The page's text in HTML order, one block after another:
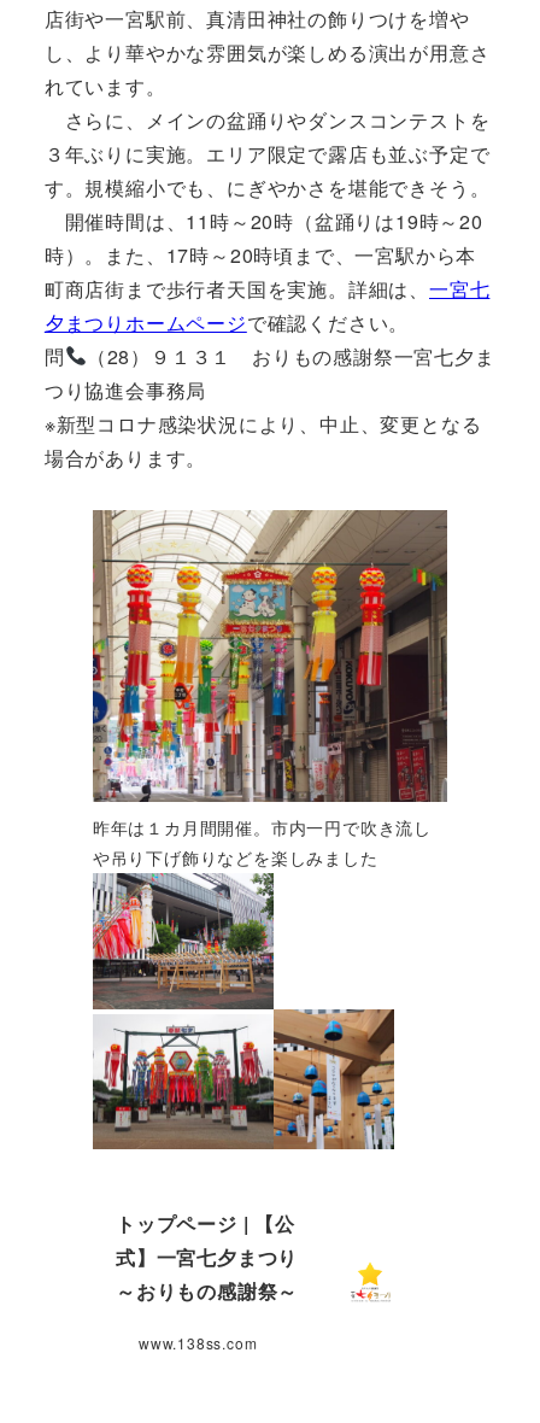
店街や一宮駅前、真清田神社の飾りつけを増や
し、より華やかな雰囲気が楽しめる演出が用意さ
れています。
さらに、メインの盆踊りやダンスコンテストを
３年ぶりに実施。エリア限定で露店も並ぶ予定で
す。規模縮小でも、にぎやかさを堪能できそう。
開催時間は、11時～20時（盆踊りは19時～20
時）。また、17時～20時頃まで、一宮駅から本
町商店街まで歩行者天国を実施。詳細は、 一宮七
夕まつりホームページで確認ください。
問
（28）９１３１ おりもの感謝祭一宮七夕ま
つり協進会事務局
※新型コロナ感染状況により、中止、変更となる
場合があります。
昨年は１カ月間開催。市内一円で吹き流し
や吊り下げ飾りなどを楽しみました
トップページ | 【公
式】一宮七夕まつり
～おりもの感謝祭～
www.138ss.com